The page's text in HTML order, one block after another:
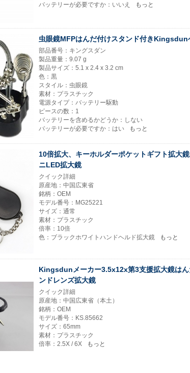
バッテリーが必要ですか：いいえ
もっと
虫眼鏡MFPはんだ付けスタンド付きKingsdun
部品番号：キングスダン
製品重量：9.07 g
製品サイズ：5.1 x 2.4 x 3.2 cm
色：黒
スタイル：虫眼鏡
素材：プラスチック
電源タイプ：バッテリー駆動
ピースの数：1
バッテリーを含めるかどうか：しない
バッテリーが必要ですか：はい
もっと
10倍拡大、キーホルダーポケットギフト拡大
ニLED拡大鏡
クイック詳細
原産地：中国広東省
銘柄：OEM
モデル番号：MG25221
サイズ：通常
素材：プラスチック
倍率：10倍
色：ブラックホワイトハンドヘルド拡大鏡
もっと
Kingsdunメーカー3.5x12x第3支援拡大鏡は
ンドレンズ拡大鏡
クイック詳細
原産地：中国広東省（本土）
銘柄：OEM
モデル番号：KS.85662
サイズ：65mm
素材：プラスチック
倍率：2.5X / 6X
もっと